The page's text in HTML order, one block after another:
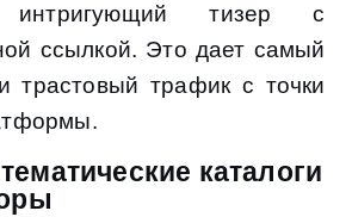
интригующий тизер с
ссылкой. Это дает самый
трастовый трафик с точки
каталоги